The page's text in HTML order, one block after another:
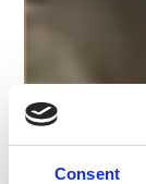
Consent